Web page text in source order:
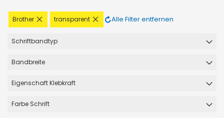
Brother
Diesen
Artikel
transparent
Diesen
Artikel
Alle Filter entfernen
Schriftbandtyp
Bandbreite
Eigenschaft Klebkraft
Farbe Schrift